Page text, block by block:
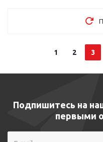
1 2 3
Подпишитесь на
первыми